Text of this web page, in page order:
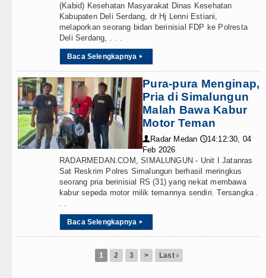
(Kabid) Kesehatan Masyarakat Dinas Kesehatan
Kabupaten Deli Serdang, dr Hj Lenni Estiani,
melaporkan seorang bidan berinisial FDP ke Polresta
Deli Serdang, . . .
Baca Selengkapnya ▸
Pura-pura Menginap,
Pria di Simalungun
Malah Bawa Kabur
Motor Teman
👤 Radar Medan 🕔14:12:30, 04
Feb 2026
RADARMEDAN.COM, SIMALUNGUN - Unit I Jatanras
Sat Reskrim Polres Simalungun berhasil meringkus
seorang pria berinisial RS (31) yang nekat membawa
kabur sepeda motor milik temannya sendiri. Tersangka .
. .
Baca Selengkapnya ▸
1 2 3 > Last ›